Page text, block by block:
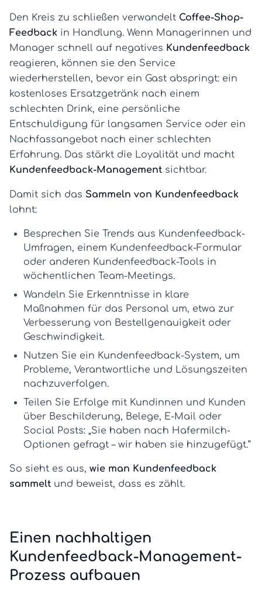
Den Kreis zu schließen verwandelt Coffee-Shop-
Feedback in Handlung. Wenn Managerinnen und
Manager schnell auf negatives Kundenfeedback
reagieren, können sie den Service
wiederherstellen, bevor ein Gast abspringt: ein
kostenloses Ersatzgetränk nach einem
schlechten Drink, eine persönliche
Entschuldigung für langsamen Service oder ein
Nachfassangebot nach einer schlechten
Erfahrung. Das stärkt die Loyalität und macht
Kundenfeedback-Management sichtbar.
Damit sich das Sammeln von Kundenfeedback
lohnt:
Besprechen Sie Trends aus Kundenfeedback-
Umfragen, einem Kundenfeedback-Formular
oder anderen Kundenfeedback-Tools in
wöchentlichen Team-Meetings.
Wandeln Sie Erkenntnisse in klare
Maßnahmen für das Personal um, etwa zur
Verbesserung von Bestellgenauigkeit oder
Geschwindigkeit.
Nutzen Sie ein Kundenfeedback-System, um
Probleme, Verantwortliche und Lösungszeiten
nachzuverfolgen.
Teilen Sie Erfolge mit Kundinnen und Kunden
über Beschilderung, Belege, E-Mail oder
Social Posts: „Sie haben nach Hafermilch-
Optionen gefragt – wir haben sie hinzugefügt.“
So sieht es aus, wie man Kundenfeedback
sammelt und beweist, dass es zählt.
Einen nachhaltigen
Kundenfeedback-Management-
Prozess aufbauen